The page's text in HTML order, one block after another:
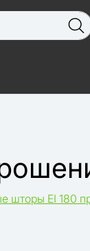
шторы EI 180